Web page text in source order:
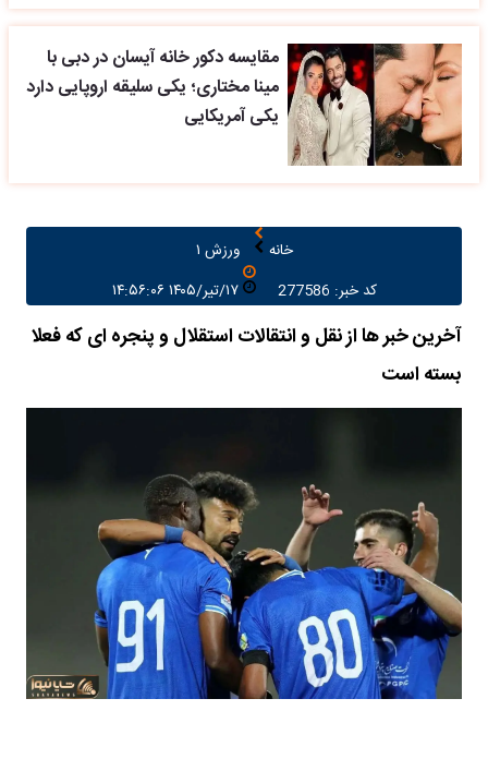
مقایسه دکور خانه آیسان در دبی با
مینا مختاری؛ یکی سلیقه اروپایی دارد
یکی آمریکایی
خانه
ورزش ۱
کد خبر: 277586
۱۷/تیر/۱۴۰۵ ۱۴:۵۶:۰۶
آخرین خبر ها از نقل و انتقالات استقلال و پنجره ای که فعلا
بسته است